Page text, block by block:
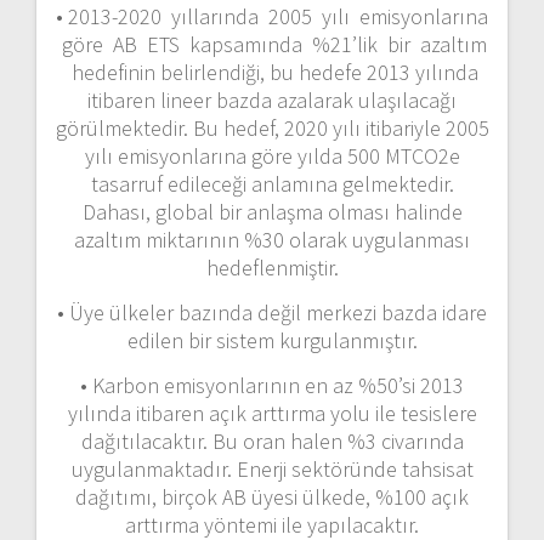
• 2013-2020 yıllarında 2005 yılı emisyonlarına
göre AB ETS kapsamında %21’lik bir azaltım
hedefinin belirlendiği, bu hedefe 2013 yılında
itibaren lineer bazda azalarak ulaşılacağı
görülmektedir. Bu hedef, 2020 yılı itibariyle 2005
yılı emisyonlarına göre yılda 500 MTCO2e
tasarruf edileceği anlamına gelmektedir.
Dahası, global bir anlaşma olması halinde
azaltım miktarının %30 olarak uygulanması
hedeflenmiştir.
• Üye ülkeler bazında değil merkezi bazda idare
edilen bir sistem kurgulanmıştır.
• Karbon emisyonlarının en az %50’si 2013
yılında itibaren açık arttırma yolu ile tesislere
dağıtılacaktır. Bu oran halen %3 civarında
uygulanmaktadır. Enerji sektöründe tahsisat
dağıtımı, birçok AB üyesi ülkede, %100 açık
arttırma yöntemi ile yapılacaktır.